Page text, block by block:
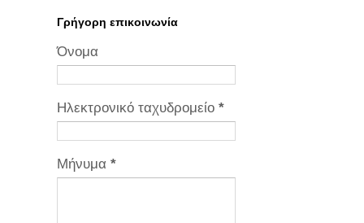
Γρήγορη επικοινωνία
Όνομα
Ηλεκτρονικό ταχυδρομείο *
Μήνυμα *